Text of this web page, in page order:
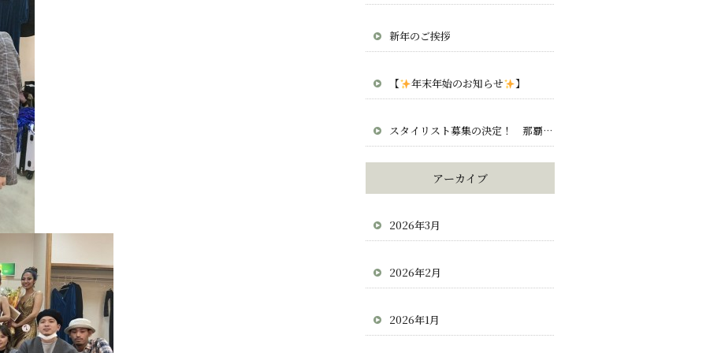
新年のご挨拶
【 年末年始のお知らせ 】
スタイリスト募集の決定！ 那覇 宜野湾 北谷 求人 正社員 業務委託
アーカイブ
2026年3月
2026年2月
2026年1月